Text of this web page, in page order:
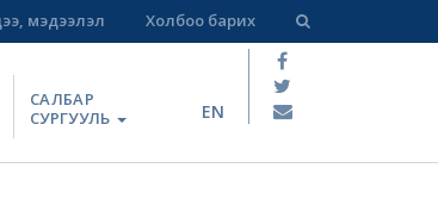
мэдээлэл Холбоо барих
САЛБАР
СУРГУУЛЬ
EN